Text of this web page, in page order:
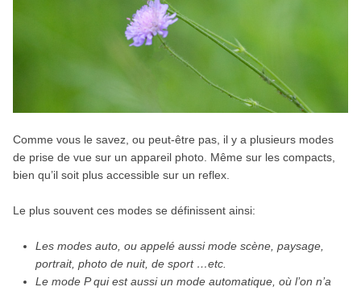
Comme vous le savez, ou peut-être pas, il y a plusieurs modes
de prise de vue sur un appareil photo. Même sur les compacts,
bien qu’il soit plus accessible sur un reflex.
Le plus souvent ces modes se définissent ainsi:
Les modes auto, ou appelé aussi mode scène, paysage,
portrait, photo de nuit, de sport …etc.
Le mode P qui est aussi un mode automatique, où l’on n’a